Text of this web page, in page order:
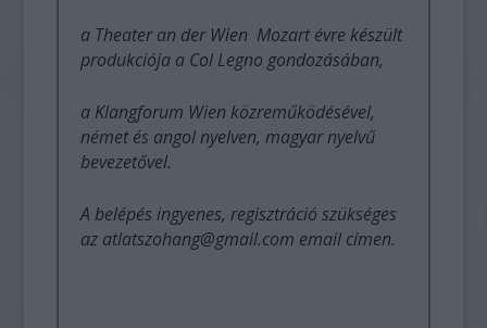
a Theater an der Wien Mozart évre készült
produkciója a Col Legno gondozásában,
a Klangforum Wien közreműködésével,
német és angol nyelven, magyar nyelvű
bevezetővel.
A belépés ingyenes, regisztráció szükséges
az atlatszohang@gmail.com email címen.